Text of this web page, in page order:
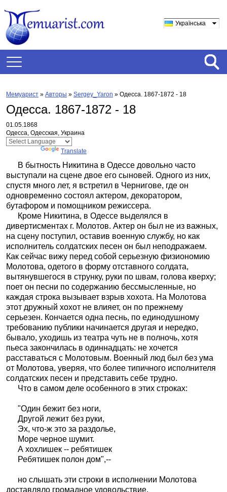
Українська
Мемуарист » Авторы » Sergey_Yaron » Одесса. 1867-1872 - 18
Одесса. 1867-1872 - 18
01.05.1868
Одесса, Одесская, Украина
Translate
В бытность Никитина в Одессе довольно часто
выступали на сцене двое его сыновей. Одного из них,
спустя много лет, я встретил в Чернигове, где он
одновременно состоял актером, декоратором,
бутафором и помощником режиссера.
Кроме Никитина, в Одессе выделялся в
дивертисментах г. Молотов. Актер он был не из важных,
на сцену поступил, оставив военную службу, но как
исполнитель солдатских песен он был неподражаем.
Как сейчас вижу перед собой серьезную физиономию
Молотова, одетого в форму отставного солдата,
вытянувшегося в струнку, руки по швам, голова кверху;
поет он песни по содержанию бессмысленные, но
каждая строка вызывает взрыв хохота. На Молотова
этот дружный хохот не влияет, он по прежнему
серьезен. Кончается одна песнь, по единодушному
требованию публики начинается другая и нередко,
бывало, уходишь из театра чуть не в полночь, хотя
пьеса закончилась в одиннадцать: не хочется
расставаться с Молотовым. Военный люд был без ума
от Молотова, уверяя, что более типичного исполнителя
солдатских песен и представить себе трудно.
Что в самом деле особенного в этих строках:
"Один бежит без ноги,
Другой лежит без руки,
Эх, что-ж это за раздолье,
Море черное шумит.
А хохлишек -- ребятишек
Ребятишек полон дом",--
но слышать эти строки в исполнении Молотова
доставляло громадное удовольствие.